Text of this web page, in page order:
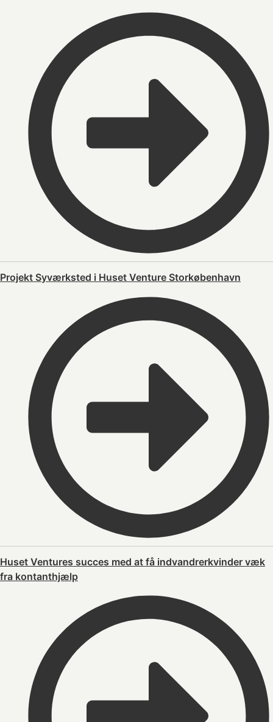
Projekt Syværksted i Huset Venture Storkøbenhavn
Huset Ventures succes med at få indvandrerkvinder væk
fra kontanthjælp